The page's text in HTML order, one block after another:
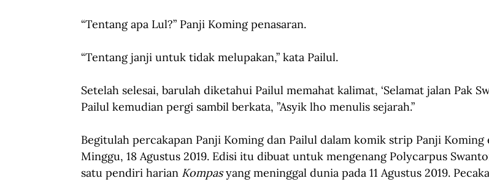
“Tentang apa Lul?” Panji Koming penasaran.
“Tentang janji untuk tidak melupakan,” kata Pailul.
Setelah selesai, barulah diketahui Pailul memahat kalimat, ‘Selamat jalan Pak
Pailul kemudian pergi sambil berkata, ”Asyik lho menulis sejarah.”
Begitulah percakapan Panji Koming dan Pailul dalam komik strip Panji Koming
Minggu, 18 Agustus 2019. Edisi itu dibuat untuk mengenang Polycarpus
satu pendiri harian Kompas yang meninggal dunia pada 11 Agustus 2019.